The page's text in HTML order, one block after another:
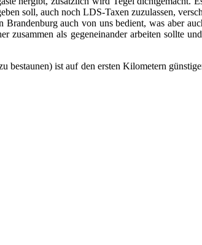
soll, auch noch LDS-Taxen zuzulassen,
auch von uns bedient, was aber
zusammen als gegeneinander arbeiten sollte
bestaunen) ist auf den ersten Kilometern